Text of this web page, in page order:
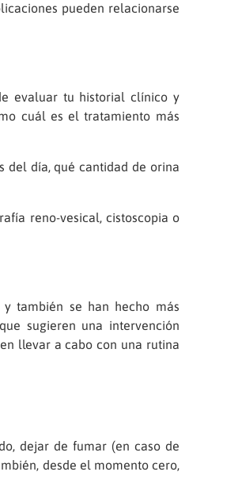
pueden relacionarse
evaluar tu historial clínico y
cuál es el tratamiento más
del día, qué cantidad de orina
reno-vesical, cistoscopia o
también se han hecho más
sugieren una intervención
llevar a cabo con una rutina
dejar de fumar (en caso de
desde el momento cero,